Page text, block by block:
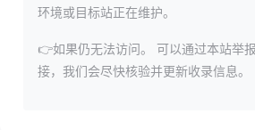
环境或目标站正在维护。
👉如果仍无法访问。
可以通过本站举
接，我们会尽快核验并更新收录信息。